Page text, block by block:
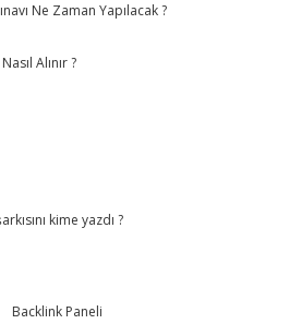
Ne Zaman Yapılacak ?
Alınır ?
kime yazdı ?